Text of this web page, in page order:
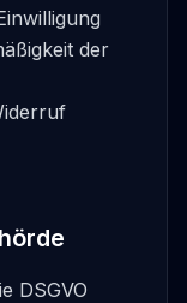
der
DSGVO